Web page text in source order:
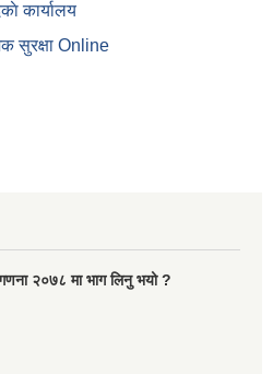
कार्यालय
सुरक्षा Online
२०७८ मा भाग लिनु भयो ?